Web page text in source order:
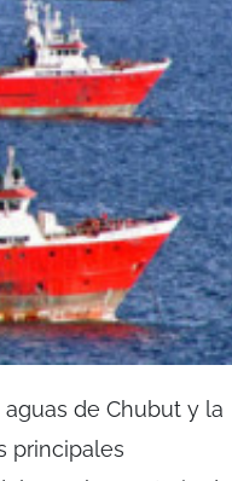
de Chubut y la
principales